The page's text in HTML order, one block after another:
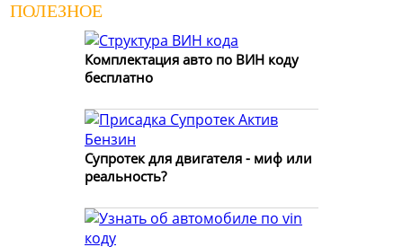
ПОЛЕЗНОЕ
Комплектация авто по ВИН коду
бесплатно
Супротек для двигателя - миф или
реальность?